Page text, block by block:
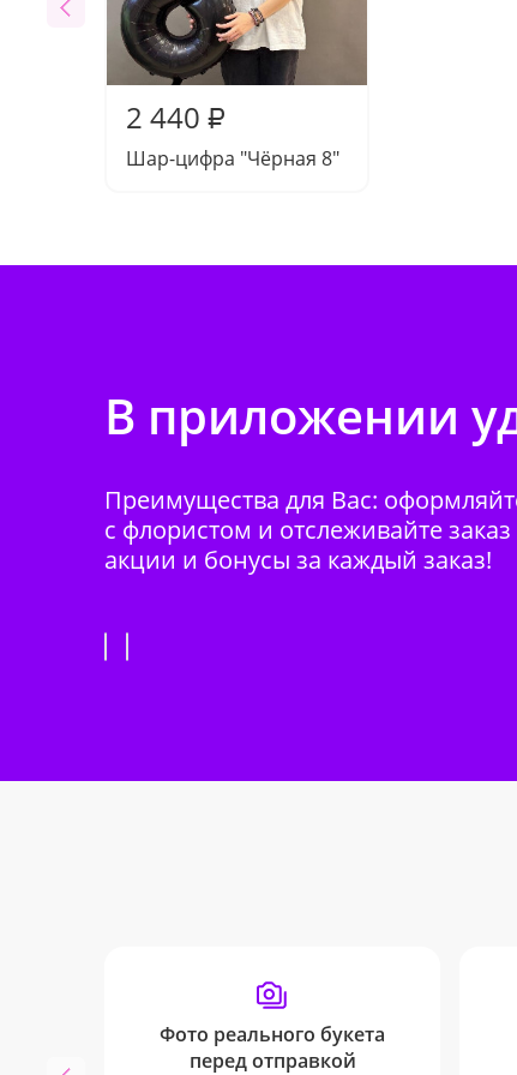
2 440 ₽
Шар-цифра "Чёрная 8"
В приложении
Преимущества для Вас:
с флористом и отслеживайте
акции и бонусы за каждый заказ!
Фото реального букета
перед отправкой